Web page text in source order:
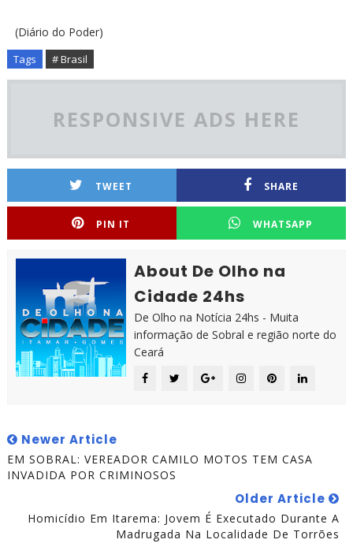
(Diário do Poder)
Tags # Brasil
RESPONSIVE ADS HERE
TWEET SHARE
PIN IT WHATSAPP
About De Olho na
Cidade 24hs
De Olho na Notícia 24hs - Muita
informação de Sobral e região norte do
Ceará
Newer Article
EM SOBRAL: VEREADOR CAMILO MOTOS TEM CASA
INVADIDA POR CRIMINOSOS
Older Article
Homicídio Em Itarema: Jovem É Executado Durante A
Madrugada Na Localidade De Torrões